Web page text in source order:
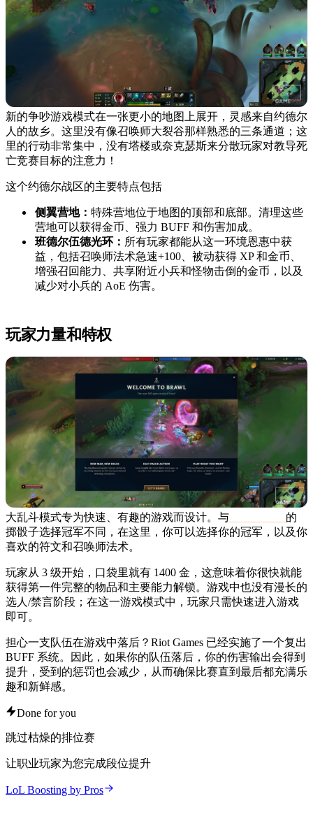
新的争吵游戏模式在一张更小的地图上展开，灵感来自约德尔
人的故乡。这里没有像召唤师大裂谷那样熟悉的三条通道；这
里的行动非常集中，没有塔楼或奈克瑟斯来分散玩家对教导死
亡竞赛目标的注意力！
这个约德尔战区的主要特点包括
侧翼营地： 特殊营地位于地图的顶部和底部。清理这些
营地可以获得金币、强力 BUFF 和伤害加成。
班德尔伍德光环： 所有玩家都能从这一环境恩惠中获
益，包括召唤师法术急速+100、被动获得 XP 和金币、
增强召回能力、共享附近小兵和怪物击倒的金币，以及
减少对小兵的 AoE 伤害。
玩家力量和特权
大乱斗模式专为快速、有趣的游戏而设计。与
的
掷骰子选择冠军不同，在这里，你可以选择你的冠军，以及你
喜欢的符文和召唤师法术。
玩家从 3 级开始，口袋里就有 1400 金，这意味着你很快就能
获得第一件完整的物品和主要能力解锁。游戏中也没有漫长的
选人/禁言阶段；在这一游戏模式中，玩家只需快速进入游戏
即可。
担心一支队伍在游戏中落后？Riot Games 已经实施了一个复出
BUFF 系统。因此，如果你的队伍落后，你的伤害输出会得到
提升，受到的惩罚也会减少，从而确保比赛直到最后都充满乐
趣和新鲜感。
Done for you
跳过枯燥的排位赛
让职业玩家为您完成段位提升
LoL Boosting by Pros